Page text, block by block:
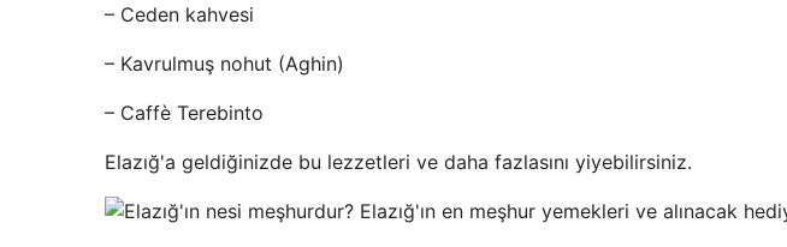
– Ceden kahvesi
– Kavrulmuş nohut (Aghin)
– Caffè Terebinto
Elazığ'a geldiğinizde bu lezzetleri ve daha fazlasını yiyebilirsiniz.